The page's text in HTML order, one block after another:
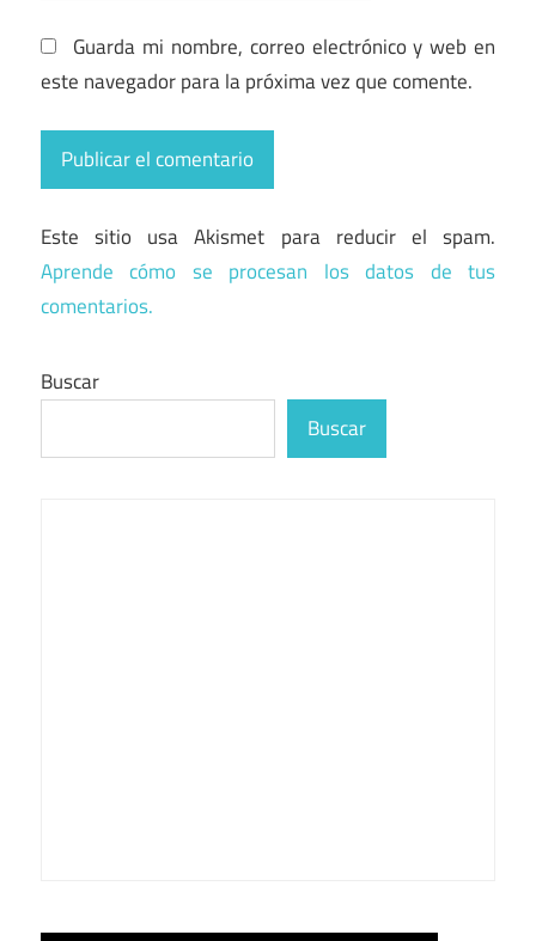
Guarda mi nombre, correo electrónico y web en
este navegador para la próxima vez que comente.
Este sitio usa Akismet para reducir el spam.
Aprende cómo se procesan los datos de tus
comentarios.
Buscar
Buscar